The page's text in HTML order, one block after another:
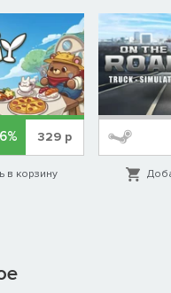
329 р
в корзину